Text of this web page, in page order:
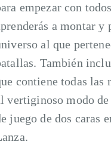
empezar con
a montar
al que
También
contiene todas las
vertiginoso modo
juego de dos caras